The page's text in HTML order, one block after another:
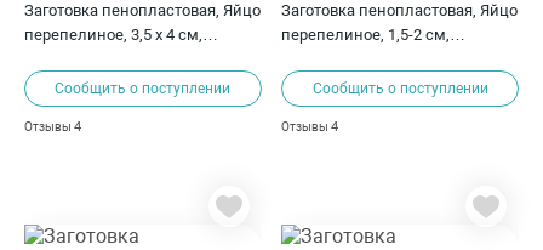
Заготовка пенопластовая, Яйцо
перепелиное, 3,5 х 4 см,
Сообщить о поступлении
Отзывы 4
Заготовка пенопластовая, Яйцо
перепелиное, 1,5-2 см,
Сообщить о поступлении
Отзывы4